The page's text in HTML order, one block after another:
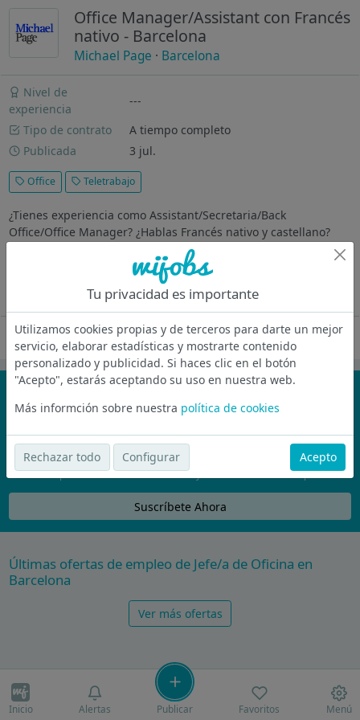
Office Manager/Assistant con Francés
nativo - Barcelona
Michael Page · Barcelona
Nivel de
experiencia
---
Tipo de contrato
A tiempo completo
Publicada
3 jul.
Office Teletrabajo
¿Tienes experiencia como Assistant/Secretaria/Back
Office/Office Manager? ¿Hablas Francés nativo y castellano?
¿Resides en Barcelona ciudad? ¿Dónde vas a trabajar?
Importante cliente con sede en Barcelona Descripción -
Soporte administrativo en tareas...
Oferta desactivada
¡No te pierdas nada!
Únete a la comunidad de wijobs y recibe por email las mejores
ofertas de empleo
Nunca compartiremos tu email con nadie y no te vamos a enviar spam
Suscríbete Ahora
Últimas ofertas de empleo de Jefe/a de Oficina en
Barcelona
Ver más ofertas
Inicio Alertas Publicar Favoritos Menú
Tu privacidad es importante
Utilizamos cookies propias y de terceros para darte un mejor
servicio, elaborar estadísticas y mostrarte contenido
personalizado y publicidad. Si haces clic en el botón
"Acepto", estarás aceptando su uso en nuestra web.
Más informción sobre nuestra política de cookies
Rechazar todo Configurar Acepto